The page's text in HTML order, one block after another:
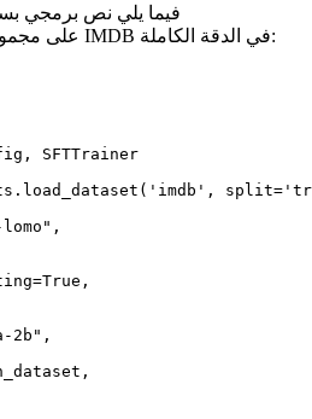
فيما يلي نص برمجي
على مجموعة بيانات IMDB في الدقة الكاملة:
SFTTrainer
'imdb' , split=
,
True ,
2b" ,